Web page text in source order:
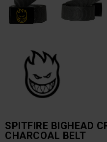
SPITFIRE BIGHEAD
CHARCOAL BELT